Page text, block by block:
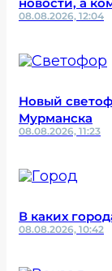
08.08.2026, 12:04
Новый
Мурманска
08.08.2026, 11:23
В каких
08.08.2026, 10:42